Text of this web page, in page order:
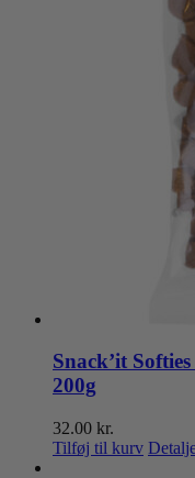
Snack’it
200g
32.00 kr.
Tilføj til kurv